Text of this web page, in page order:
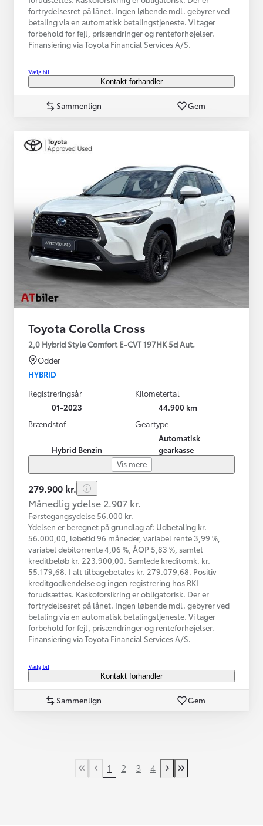
fortrydelsesret på lånet. Ingen løbende mdl. gebyrer ved
betaling via en automatisk betalingstjeneste. Vi tager
forbehold for fejl, prisændringer og renteforhøjelser.
Finansiering via Toyota Financial Services A/S.
Vælg bil
Kontakt forhandler
Sammenlign Gem
Toyota Corolla Cross
2,0 Hybrid Style Comfort E-CVT 197HK 5d Aut.
Odder
HYBRID
Registreringsår
01-2023
Kilometertal
44.900 km
Brændstof
Hybrid Benzin
Geartype
Automatisk
gearkasse
Vis mere
279.900 kr.
Månedlig ydelse 2.907 kr.
Førstegangsydelse 56.000 kr.
Ydelsen er beregnet på grundlag af: Udbetaling kr.
56.000,00, løbetid 96 måneder, variabel rente 3,99 %,
variabel debitorrente 4,06 %, ÅOP 5,83 %, samlet
kreditbeløb kr. 223.900,00. Samlede kreditomk. kr.
55.179,68. I alt tilbagebetales kr. 279.079,68. Positiv
kreditgodkendelse og ingen registrering hos RKI
forudsættes. Kaskoforsikring er obligatorisk. Der er
fortrydelsesret på lånet. Ingen løbende mdl. gebyrer ved
betaling via en automatisk betalingstjeneste. Vi tager
forbehold for fejl, prisændringer og renteforhøjelser.
Finansiering via Toyota Financial Services A/S.
Vælg bil
Kontakt forhandler
Sammenlign Gem
First Page
Tidligere side
1 2 3 4
Næste side
Last Page